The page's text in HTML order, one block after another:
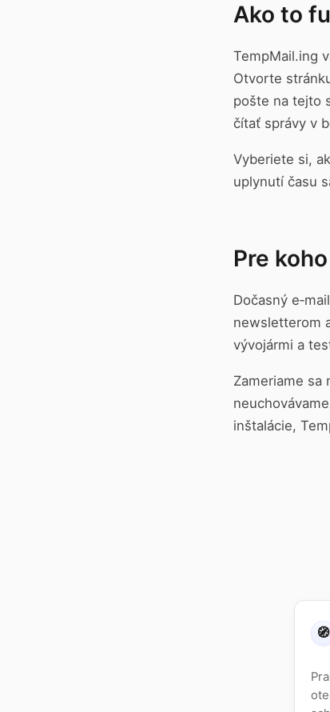
Ako to
TempMail.ing
Otvorte
pošte na tejto
čítať správy v
Vyberiete si,
uplynutí času
Pre
Dočasný
newsletterom
vývojármi a
Zameriame sa
inštalácie,
🧭